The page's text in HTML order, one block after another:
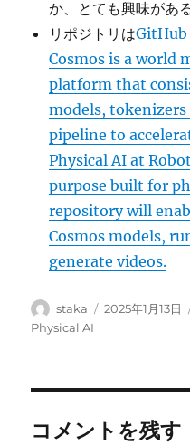
か、とても興味がある
リポジトリは
Cosmos is a world
platform that
models,
pipeline to
Physical AI at
purpose built for
repository will
Cosmos models,
generate videos.
投
稿
staka
投
2025年1月13日
Physical AI
コメントを残す